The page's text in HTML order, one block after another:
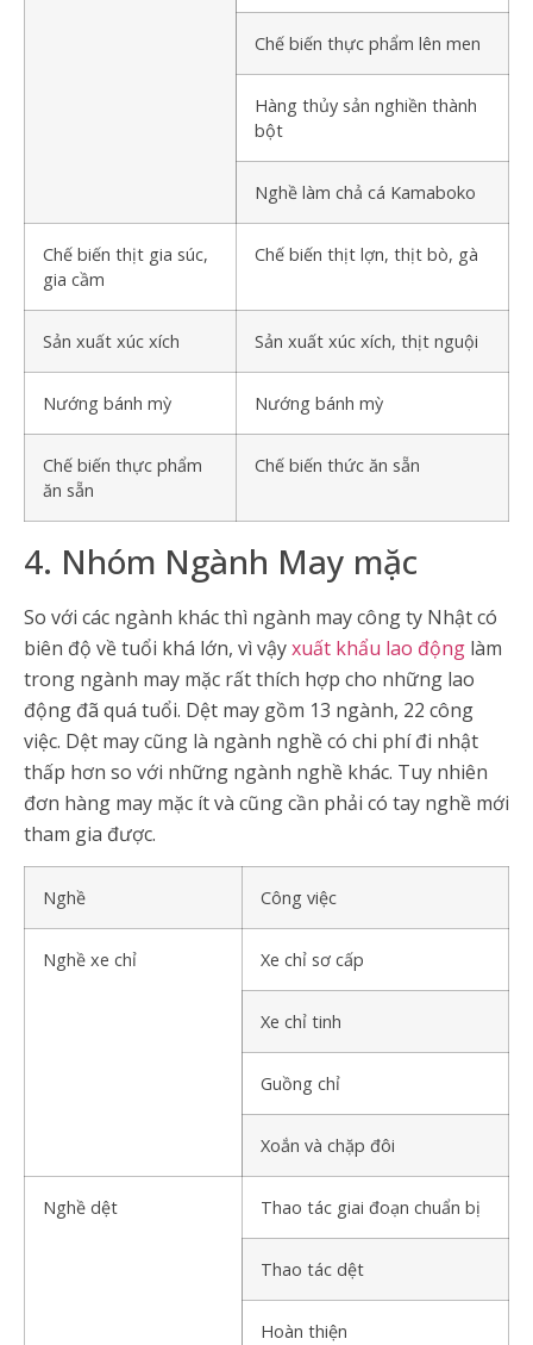
Chế biến thực phẩm lên men
Hàng thủy sản nghiền thành
bột
Nghề làm chả cá Kamaboko
Chế biến thịt gia súc,
gia cầm
Chế biến thịt lợn, thịt bò, gà
Sản xuất xúc xích Sản xuất xúc xích, thịt nguội
Nướng bánh mỳ Nướng bánh mỳ
Chế biến thực phẩm
ăn sẵn
Chế biến thức ăn sẵn
4. Nhóm Ngành May mặc
So với các ngành khác thì ngành may công ty Nhật có
biên độ về tuổi khá lớn, vì vậyxuất khẩu lao động làm
trong ngành may mặc rất thích hợp cho những lao
động đã quá tuổi. Dệt may gồm 13 ngành, 22 công
việc. Dệt may cũng là ngành nghề có chi phí đi nhật
thấp hơn so với những ngành nghề khác. Tuy nhiên
đơn hàng may mặc ít và cũng cần phải có tay nghề mới
tham gia được.
Nghề Công việc
Nghề xe chỉ Xe chỉ sơ cấp
Xe chỉ tinh
Guồng chỉ
Xoắn và chặp đôi
Nghề dệt Thao tác giai đoạn chuẩn bị
Thao tác dệt
Hoàn thiện